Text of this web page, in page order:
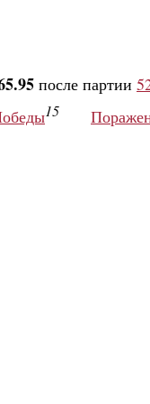
после партии
15